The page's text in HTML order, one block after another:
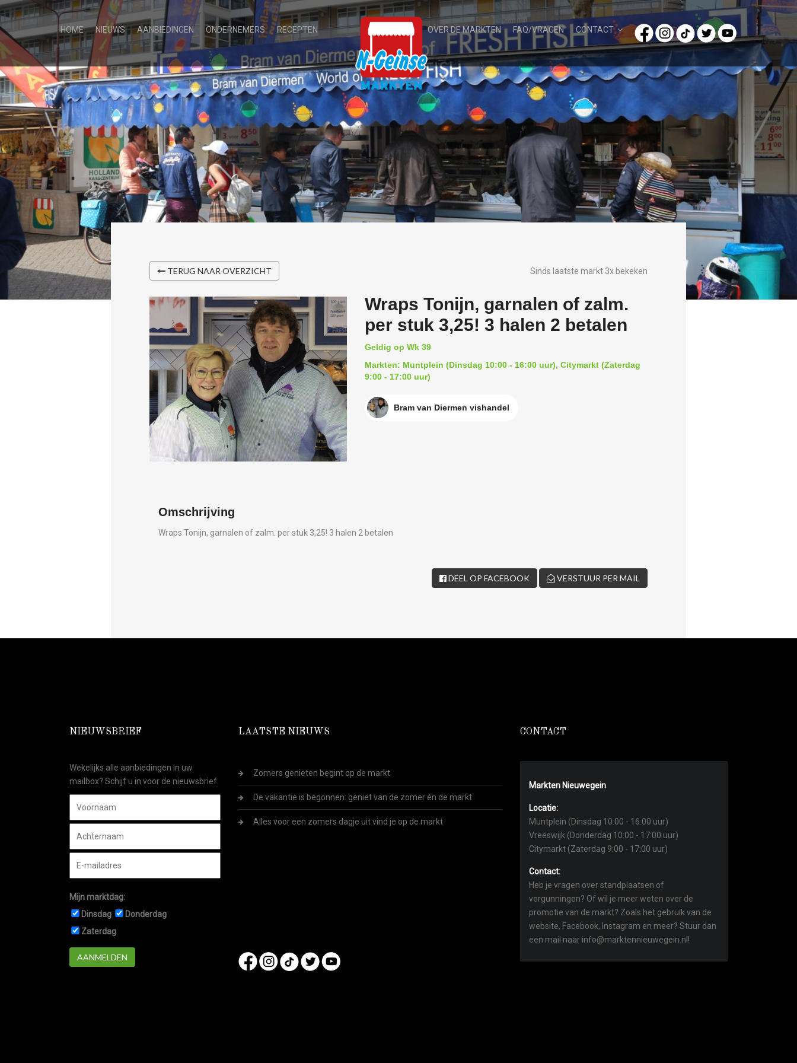
HOME NIEUWS AANBIEDINGEN ONDERNEMERS RECEPTEN OVER DE MARKTEN FAQ/VRAGEN CONTACT
TERUG NAAR OVERZICHT Sinds laatste markt 3x bekeken
Wraps Tonijn, garnalen of zalm.
per stuk 3,25! 3 halen 2 betalen
Geldig op Wk 39
Markten: Muntplein (Dinsdag 10:00 - 16:00 uur), Citymarkt (Zaterdag
9:00 - 17:00 uur)
Bram van Diermen vishandel
Omschrijving
Wraps Tonijn, garnalen of zalm. per stuk 3,25! 3 halen 2 betalen
DEEL OP FACEBOOK VERSTUUR PER MAIL
NIEUWSBRIEF
Wekelijks alle aanbiedingen in uw
mailbox? Schijf u in voor de nieuwsbrief.
Mijn marktdag:
Dinsdag
Donderdag
Zaterdag
AANMELDEN
LAATSTE NIEUWS
Zomers genieten begint op de markt
De vakantie is begonnen: geniet van de zomer én de markt
Alles voor een zomers dagje uit vind je op de markt
CONTACT
Markten Nieuwegein
Locatie:
Muntplein (Dinsdag 10:00 - 16:00 uur)
Vreeswijk (Donderdag 10:00 - 17:00 uur)
Citymarkt (Zaterdag 9:00 - 17:00 uur)
Contact:
Heb je vragen over standplaatsen of
vergunningen? Of wil je meer weten over de
promotie van de markt? Zoals het gebruik van de
website, Facebook, Instagram en meer? Stuur dan
een mail naar info@marktennieuwegein.nl!